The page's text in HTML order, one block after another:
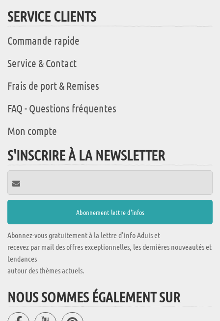
SERVICE CLIENTS
Commande rapide
Service & Contact
Frais de port & Remises
FAQ - Questions fréquentes
Mon compte
S'INSCRIRE À LA NEWSLETTER
Abonnez-vous gratuitement à la lettre d'info Aduis et
recevez par mail des offres exceptionnelles, les dernières nouveautés et
tendances
autour des thèmes actuels.
NOUS SOMMES ÉGALEMENT SUR